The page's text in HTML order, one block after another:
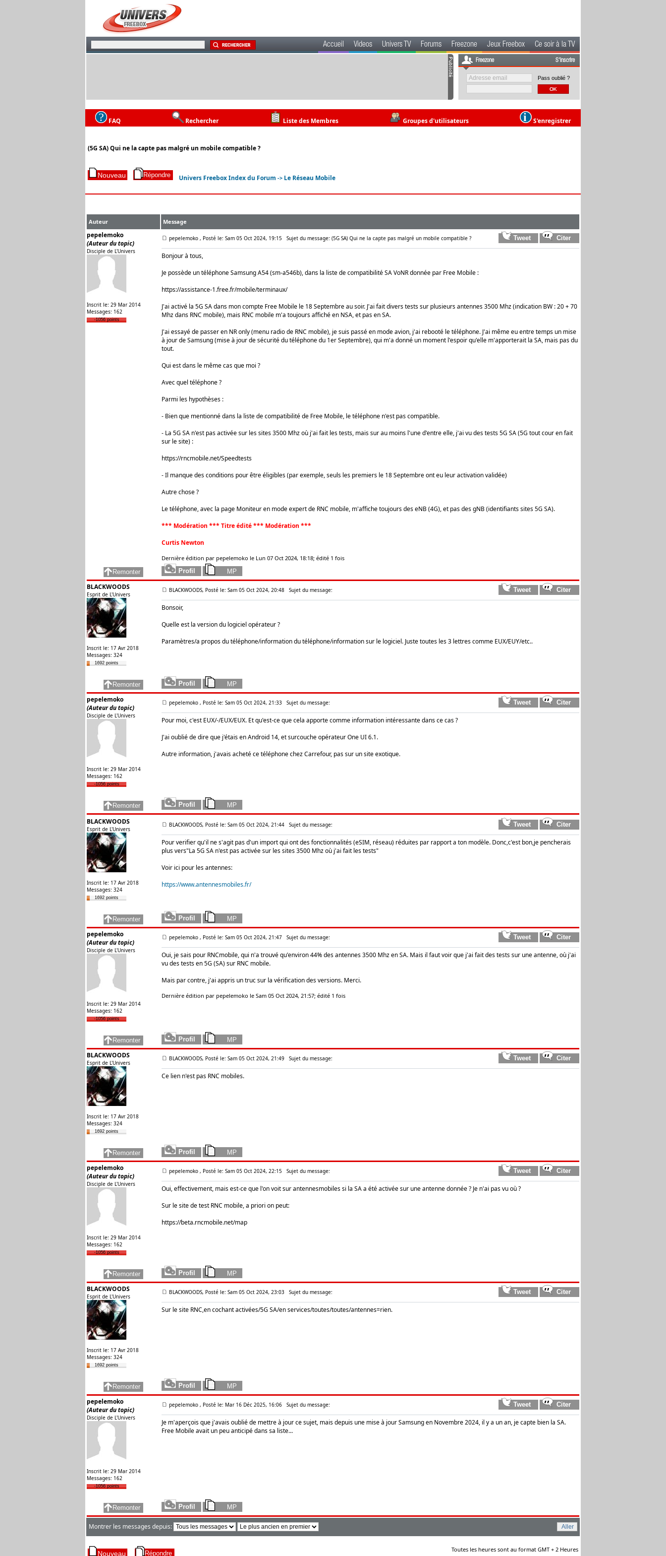
Accueil Videos Univers TV Forums Freezone Jeux Freebox Ce soir à la TV
Freezone S'inscrire
Pass oublié ?
FAQ Rechercher Liste des Membres Groupes d'utilisateurs S'enregistrer
(5G SA) Qui ne la capte pas malgré un mobile compatible ?
Univers Freebox Index du Forum -> Le Réseau Mobile
Auteur Message
pepelemoko
(Auteur du topic)
Disciple de L'Univers
Inscrit le: 29 Mar 2014
Messages: 162
-1056 points
pepelemoko , Posté le: Sam 05 Oct 2024, 19:15 Sujet du message: (5G SA) Qui ne la capte pas malgré un mobile compatible ?
Bonjour à tous,
Je possède un téléphone Samsung A54 (sm-a546b), dans la liste de compatibilité SA VoNR donnée par Free Mobile :
https://assistance-1.free.fr/mobile/terminaux/
J'ai activé la 5G SA dans mon compte Free Mobile le 18 Septembre au soir. J'ai fait divers tests sur plusieurs antennes 3500 Mhz (indication BW : 20 + 70
Mhz dans RNC mobile), mais RNC mobile m'a toujours affiché en NSA, et pas en SA.
J'ai essayé de passer en NR only (menu radio de RNC mobile), je suis passé en mode avion, j'ai rebooté le téléphone. J'ai même eu entre temps un mise
à jour de Samsung (mise à jour de sécurité du téléphone du 1er Septembre), qui m'a donné un moment l'espoir qu'elle m'apporterait la SA, mais pas du
tout.
Qui est dans le même cas que moi ?
Avec quel téléphone ?
Parmi les hypothèses :
- Bien que mentionné dans la liste de compatibilité de Free Mobile, le téléphone n'est pas compatible.
- La 5G SA n'est pas activée sur les sites 3500 Mhz où j'ai fait les tests, mais sur au moins l'une d'entre elle, j'ai vu des tests 5G SA (5G tout cour en fait
sur le site) :
https://rncmobile.net/Speedtests
- Il manque des conditions pour être éligibles (par exemple, seuls les premiers le 18 Septembre ont eu leur activation validée)
Autre chose ?
Le téléphone, avec la page Moniteur en mode expert de RNC mobile, m'affiche toujours des eNB (4G), et pas des gNB (identifiants sites 5G SA).
*** Modération *** Titre édité *** Modération ***
Curtis Newton
Dernière édition par pepelemoko le Lun 07 Oct 2024, 18:18; édité 1 fois
BLACKWOODS
Esprit de L'Univers
Inscrit le: 17 Avr 2018
Messages: 324
1692 points
BLACKWOODS, Posté le: Sam 05 Oct 2024, 20:48 Sujet du message:
Bonsoir,
Quelle est la version du logiciel opérateur ?
Paramètres/a propos du téléphone/information du téléphone/information sur le logiciel. Juste toutes les 3 lettres comme EUX/EUY/etc..
pepelemoko
(Auteur du topic)
Disciple de L'Univers
Inscrit le: 29 Mar 2014
Messages: 162
-1056 points
pepelemoko , Posté le: Sam 05 Oct 2024, 21:33 Sujet du message:
Pour moi, c'est EUX/-/EUX/EUX. Et qu'est-ce que cela apporte comme information intéressante dans ce cas ?
J'ai oublié de dire que j'étais en Android 14, et surcouche opérateur One UI 6.1.
Autre information, j'avais acheté ce téléphone chez Carrefour, pas sur un site exotique.
BLACKWOODS
Esprit de L'Univers
Inscrit le: 17 Avr 2018
Messages: 324
1692 points
BLACKWOODS, Posté le: Sam 05 Oct 2024, 21:44 Sujet du message:
Pour verifier qu'il ne s'agit pas d'un import qui ont des fonctionnalités (eSIM, réseau) réduites par rapport a ton modèle. Donc,c'est bon,je pencherais
plus vers"La 5G SA n'est pas activée sur les sites 3500 Mhz où j'ai fait les tests"
Voir ici pour les antennes:
https://www.antennesmobiles.fr/
pepelemoko
(Auteur du topic)
Disciple de L'Univers
Inscrit le: 29 Mar 2014
Messages: 162
-1056 points
pepelemoko , Posté le: Sam 05 Oct 2024, 21:47 Sujet du message:
Oui, je sais pour RNCmobile, qui n'a trouvé qu'environ 44% des antennes 3500 Mhz en SA. Mais il faut voir que j'ai fait des tests sur une antenne, où j'ai
vu des tests en 5G (SA) sur RNC mobile.
Mais par contre, j'ai appris un truc sur la vérification des versions. Merci.
Dernière édition par pepelemoko le Sam 05 Oct 2024, 21:57; édité 1 fois
BLACKWOODS
Esprit de L'Univers
Inscrit le: 17 Avr 2018
Messages: 324
1692 points
BLACKWOODS, Posté le: Sam 05 Oct 2024, 21:49 Sujet du message:
Ce lien n'est pas RNC mobiles.
pepelemoko
(Auteur du topic)
Disciple de L'Univers
Inscrit le: 29 Mar 2014
Messages: 162
-1056 points
pepelemoko , Posté le: Sam 05 Oct 2024, 22:15 Sujet du message:
Oui, effectivement, mais est-ce que l'on voit sur antennesmobiles si la SA a été activée sur une antenne donnée ? Je n'ai pas vu où ?
Sur le site de test RNC mobile, a priori on peut:
https://beta.rncmobile.net/map
BLACKWOODS
Esprit de L'Univers
Inscrit le: 17 Avr 2018
Messages: 324
1692 points
BLACKWOODS, Posté le: Sam 05 Oct 2024, 23:03 Sujet du message:
Sur le site RNC,en cochant activées/5G SA/en services/toutes/toutes/antennes=rien.
pepelemoko
(Auteur du topic)
Disciple de L'Univers
Inscrit le: 29 Mar 2014
Messages: 162
-1056 points
pepelemoko , Posté le: Mar 16 Déc 2025, 16:06 Sujet du message:
Je m'aperçois que j'avais oublié de mettre à jour ce sujet, mais depuis une mise à jour Samsung en Novembre 2024, il y a un an, je capte bien la SA.
Free Mobile avait un peu anticipé dans sa liste...
Montrer les messages depuis:
Toutes les heures sont au format GMT + 2 Heures